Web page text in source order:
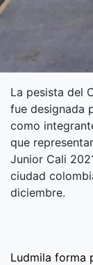
La pesista del
fue designada
como
que
Junior Cali
ciudad
diciembre.
Ludmila forma